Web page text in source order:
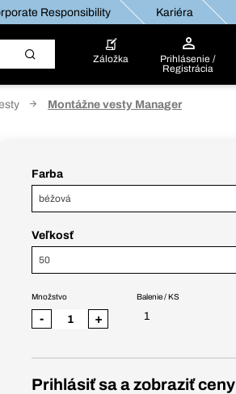
Responsibility Kariéra
Záložka
Prihlásenie /
Registrácia
Montážne vesty Manager
Farba
béžová
Veľkosť
50
Balenie / KS
1
Množstvo
- +
Prihlásiť sa a zobraziť ceny